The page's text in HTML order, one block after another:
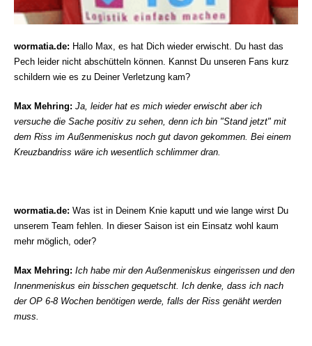
wormatia.de: Hallo Max, es hat Dich wieder erwischt. Du hast das
Pech leider nicht abschütteln können. Kannst Du unseren Fans kurz
schildern wie es zu Deiner Verletzung kam?
Max Mehring: Ja, leider hat es mich wieder erwischt aber ich
versuche die Sache positiv zu sehen, denn ich bin "Stand jetzt" mit
dem Riss im Außenmeniskus noch gut davon gekommen. Bei einem
Kreuzbandriss wäre ich wesentlich schlimmer dran.
wormatia.de: Was ist in Deinem Knie kaputt und wie lange wirst Du
unserem Team fehlen. In dieser Saison ist ein Einsatz wohl kaum
mehr möglich, oder?
Max Mehring: Ich habe mir den Außenmeniskus eingerissen und den
Innenmeniskus ein bisschen gequetscht. Ich denke, dass ich nach
der OP 6-8 Wochen benötigen werde, falls der Riss genäht werden
muss.